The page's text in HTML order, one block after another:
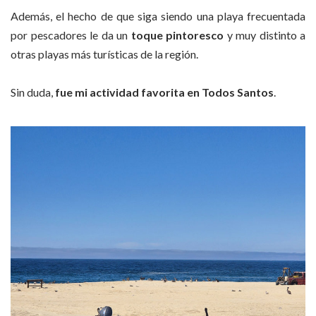
Además, el hecho de que siga siendo una playa frecuentada
por pescadores le da un toque pintoresco y muy distinto a
otras playas más turísticas de la región.
Sin duda, fue mi actividad favorita en Todos Santos.